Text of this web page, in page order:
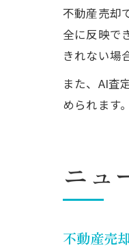
不動産売却
全に反映で
きれない場
また、AI査
められます
ニュ
不動産売